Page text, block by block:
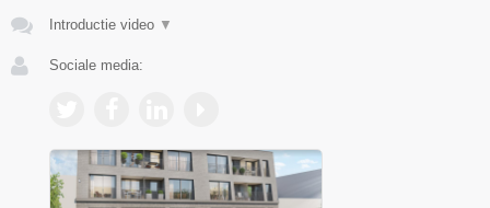
Introductie video ▼
Sociale media: